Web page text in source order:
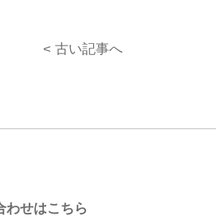
< 古い記事へ
わせはこちら